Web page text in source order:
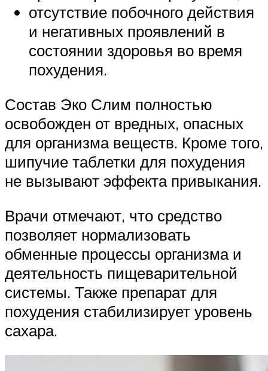
отсутствие побочного действия
и негативных проявлений в
состоянии здоровья во время
похудения.
Состав Эко Слим полностью
освобожден от вредных, опасных
для организма веществ. Кроме того,
шипучие таблетки для похудения
не вызывают эффекта привыкания.
Врачи отмечают, что средство
позволяет нормализовать
обменные процессы организма и
деятельность пищеварительной
системы. Также препарат для
похудения стабилизирует уровень
сахара.